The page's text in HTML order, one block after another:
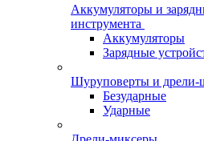
Аккумуляторы и
инструмента
Аккумуляторы
Зарядные
Шуруповерты и дрели-
Безударные
Ударные